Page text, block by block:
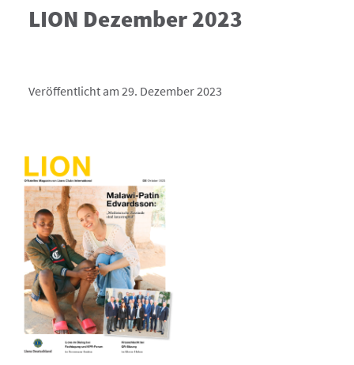
LION Dezember 2023
Veröffentlicht am 29. Dezember 2023